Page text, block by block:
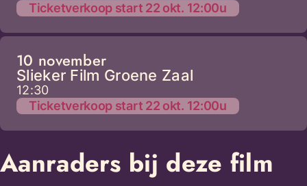
Ticketverkoop start 22 okt. 12:00u
10 november
Slieker Film Groene Zaal
12:30
Ticketverkoop start 22 okt. 12:00u
Aanraders bij deze film